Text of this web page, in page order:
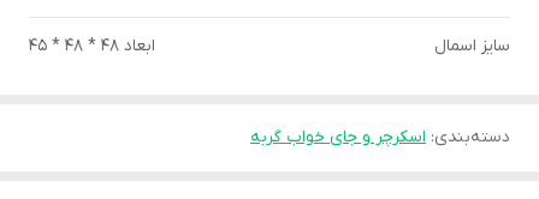
سایز اسمال ابعاد 48 * 48 * 45
دسته‌بندی: اسکرچر و جای خواب گربه